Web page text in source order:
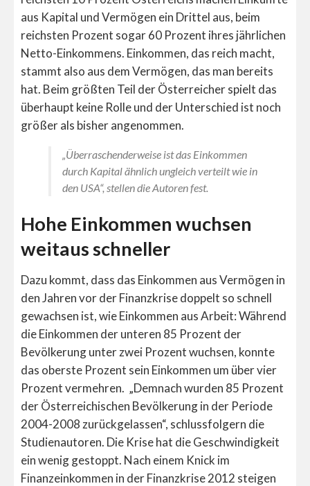
aus Kapital und Vermögen ein Drittel aus, beim
reichsten Prozent sogar 60 Prozent ihres jährlichen
Netto-Einkommens. Einkommen, das reich macht,
stammt also aus dem Vermögen, das man bereits
hat. Beim größten Teil der Österreicher spielt das
überhaupt keine Rolle und der Unterschied ist noch
größer als bisher angenommen.
„Überraschenderweise ist das Einkommen
durch Kapital ähnlich ungleich verteilt wie in
den USA“, stellen die Autoren fest.
Hohe Einkommen wuchsen
weitaus schneller
Dazu kommt, dass das Einkommen aus Vermögen in
den Jahren vor der Finanzkrise doppelt so schnell
gewachsen ist, wie Einkommen aus Arbeit: Während
die Einkommen der unteren 85 Prozent der
Bevölkerung unter zwei Prozent wuchsen, konnte
das oberste Prozent sein Einkommen um über vier
Prozent vermehren. „Demnach wurden 85 Prozent
der Österreichischen Bevölkerung in der Periode
2004-2008 zurückgelassen“, schlussfolgern die
Studienautoren. Die Krise hat die Geschwindigkeit
ein wenig gestoppt. Nach einem Knick im
Finanzeinkommen in der Finanzkrise 2012 steigen